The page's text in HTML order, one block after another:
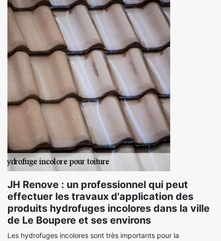
JH Renove : un professionnel qui peut
effectuer les travaux d'application des
produits hydrofuges incolores dans la ville
de Le Boupere et ses environs
Les hydrofuges incolores sont très importants pour la